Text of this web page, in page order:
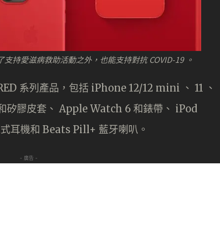
持愛滋病救助活動之外，也能支持對抗 COVID-19 。
系列產品，包括 iPhone 12/12 mini 、 11 、
矽膠皮套、 Apple Watch 6 和錶帶、 iPod
耳機和 Beats Pill+ 藍牙喇叭。
- 廣告 -